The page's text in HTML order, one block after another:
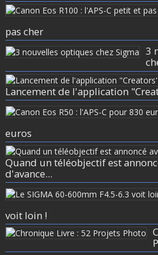
pas cher
3
Lancement de l'application
euros
Quand un téléobjectif est
d'avance...
voit loin !